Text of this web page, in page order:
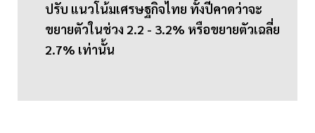
ปรับ แนวโน้มเศรษฐกิจไทย ทั้งปีคาดว่าจะ
ขยายตัวในช่วง 2.2 - 3.2% หรือขยายตัวเฉลี่ย
2.7% เท่านั้น